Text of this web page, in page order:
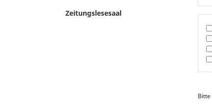
Zeitungslesesaal
Bitte